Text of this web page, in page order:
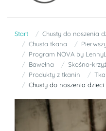
Start Chusty do noszenia
Chusta tkana
Program NOVA by
Bawełna
Skośno-
Produkty z tkanin
Chusty do noszenia dzieci